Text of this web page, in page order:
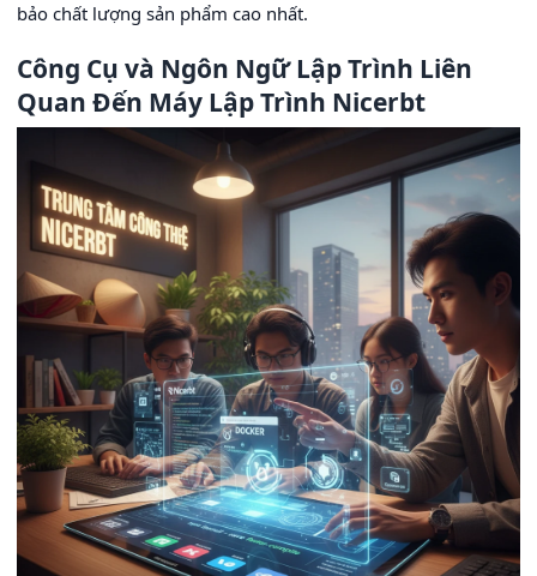
bảo chất lượng sản phẩm cao nhất.
Công Cụ và Ngôn Ngữ Lập Trình Liên
Quan Đến Máy Lập Trình Nicerbt